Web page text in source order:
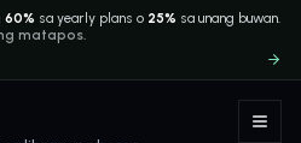
60% sa yearly plans o 25% sa unang buwan.
matapos.